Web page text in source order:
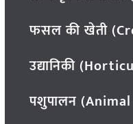
फसल की खेती
उद्यानिकी
पशुपालन